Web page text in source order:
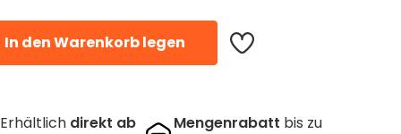
In den Warenkorb legen
Erhältlich direkt ab
Mengenrabatt bis zu